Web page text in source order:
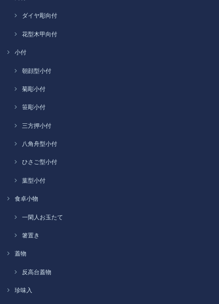
ダイヤ彫向付
花型木甲向付
小付
朝顔型小付
菊彫小付
笹彫小付
三方押小付
八角舟型小付
ひさご型小付
葉型小付
食卓小物
一閑人お玉たて
箸置き
蓋物
反高台蓋物
珍味入